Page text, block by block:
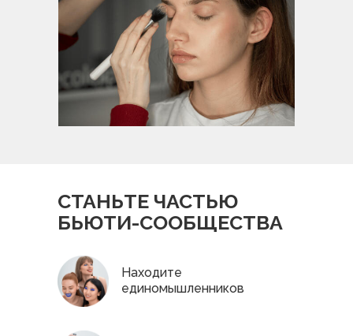
Находите
единомышленников
СТАНЬТЕ ЧАСТЬЮ
БЬЮТИ-СООБЩЕСТВА